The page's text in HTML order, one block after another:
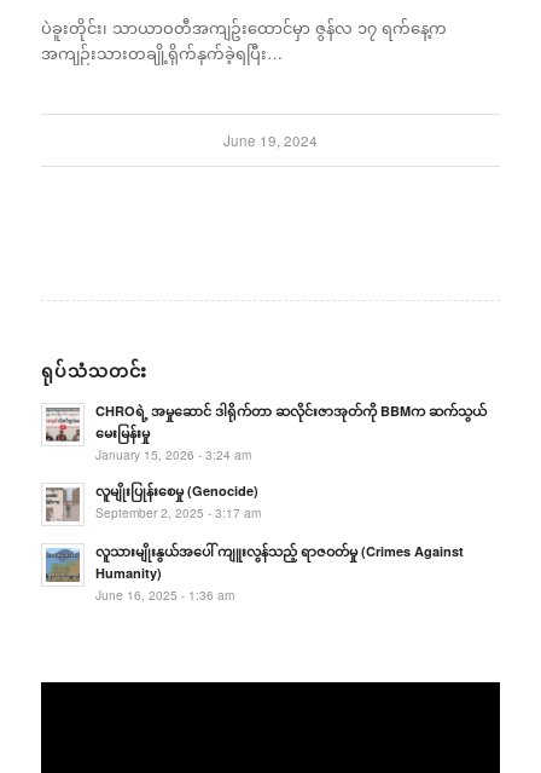
ပဲခူးတိုင်း၊ သာယာဝတီအကျဥ်းထောင်မှာ ဇွန်လ ၁၇ ရက်နေ့က
အကျဉ်းသားတချို့ရိုက်နှက်ခဲ့ရပြီး…
June 19, 2024
ရုပ်သံသတင်း
CHROရဲ့ အမှုဆောင် ဒါရိုက်တာ ဆလိုင်းဇာအုတ်ကို BBMက ဆက်သွယ်
မေးမြန်းမှု
January 15, 2026 - 3:24 am
လူမျိုးပြုန်းစေမှု (Genocide)
September 2, 2025 - 3:17 am
လူသားမျိုးနွယ်အပေါ် ကျူးလွန်သည့် ရာဇဝတ်မှု (Crimes Against
Humanity)
June 16, 2025 - 1:36 am